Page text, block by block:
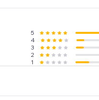
5
4
3
2
1